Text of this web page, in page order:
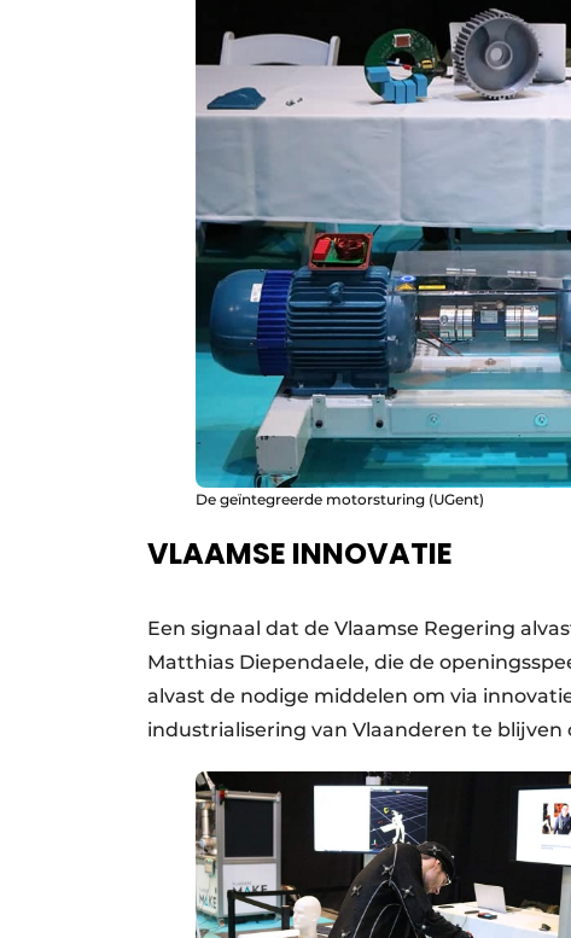
De geïntegreerde motorsturing (UGent)
VLAAMSE INNOVATIE
Een signaal dat de Vlaamse Regering
Matthias Diependaele, die de
alvast de nodige middelen om via
industrialisering van Vlaanderen te blijven